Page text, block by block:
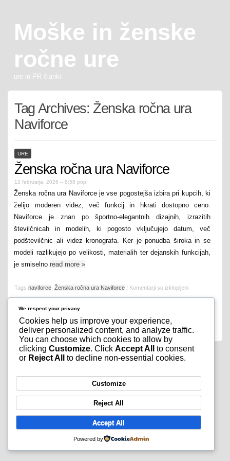
Moške in ženske
ročne ure
ure in PR članki
Tag Archives:Ženska ročna ura
Naviforce
URE
Ženska ročna ura Naviforce
12 februarja, 2026 – 8:58 pop
Ženska ročna ura Naviforce je vse pogostejša izbira pri kupcih, ki
želijo moderen videz, več funkcij in hkrati dostopno ceno.
Naviforce je znan po športno-elegantnih dizajnih, izrazitih
številčnicah in modelih, ki pogosto vključujejo datum, več
podštevilčnic ali videz kronografa. Ker je ponudba široka in se
modeli razlikujejo po velikosti, materialih ter dejanskih funkcijah,
je smiselno read more»
Tags naviforce Ženska ročna ura Naviforce | Komentarji so izklopljeni
We respect your privacy
Cookies help us improve your experience,
deliver personalized content, and analyze traffic.
You can choose which cookies to allow by
clicking Customize. Click Accept All
to consent
or Reject All to decline non-essential cookies.
Customize
Reject All
Accept All
Powered by